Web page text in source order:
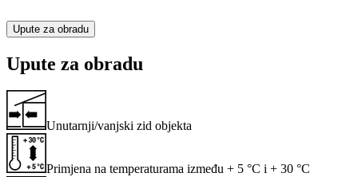
Upute za obradu
Upute za obradu
Unutarnji/vanjski zid objekta
Primjena na temperaturama između + 5 °C i + 30 °C